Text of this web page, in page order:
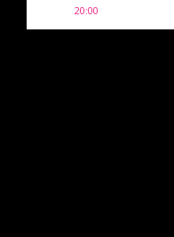
20:00